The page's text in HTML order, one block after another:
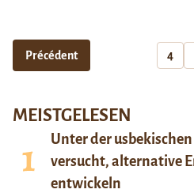
Précédent 4
MEISTGELESEN
Unter der
versucht, alternative
entwickeln